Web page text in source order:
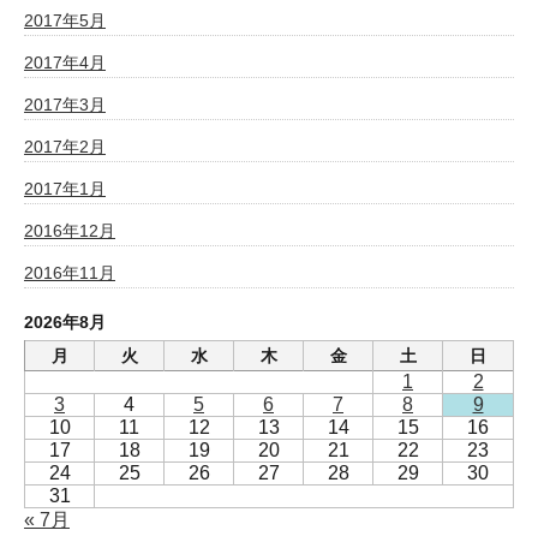
2017年5月
2017年4月
2017年3月
2017年2月
2017年1月
2016年12月
2016年11月
2026年8月
月
火 水 木 金 土 日
1
2
3
4 5 6 7 8
9
10
11 12 13 14 15
16
17
18 19 20 21 22
23
24
25 26 27 28 29
30
31
« 7月